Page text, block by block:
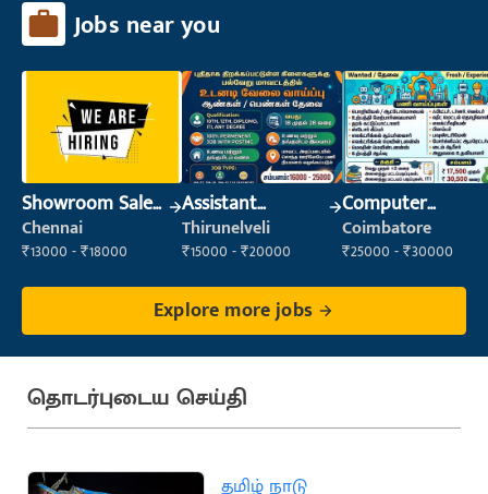
Jobs near you
Showroom Sales
Executive (Retail
Sales)
Chennai
₹13000 - ₹18000
Assistant
Manager
Thirunelveli
₹15000 - ₹20000
Computer
Operator
Coimbatore
₹25000 - ₹30000
Explore more jobs
தொடர்புடைய செய்தி
தமிழ் நாடு